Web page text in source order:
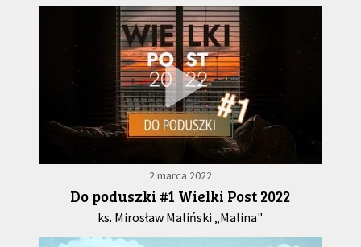
2 marca 2022
Do poduszki #1 Wielki Post 2022
ks. Mirosław Maliński „Malina"